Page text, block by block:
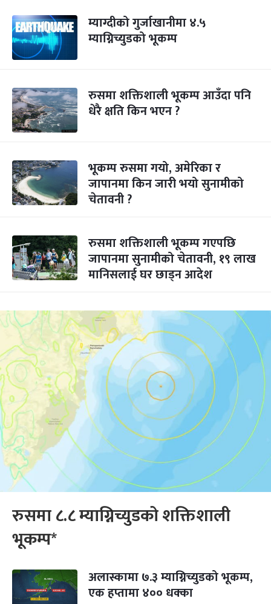
म्याग्दीको गुर्जाखानीमा ४.५
म्याग्निच्युडको भूकम्प
रुसमा शक्तिशाली भूकम्प आउँदा पनि
धेरै क्षति किन भएन ?
भूकम्प रुसमा गयो, अमेरिका र
जापानमा किन जारी भयो सुनामीको
चेतावनी ?
रुसमा शक्तिशाली भूकम्प गएपछि
जापानमा सुनामीको चेतावनी, १९ लाख
मानिसलाई घर छाड्न आदेश
रुसमा ८.८ म्याग्निच्युडको शक्तिशाली
भूकम्प*
अलास्कामा ७.३ म्याग्निच्युडको भूकम्प,
एक हप्तामा ४०० धक्का